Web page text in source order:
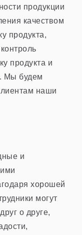
продукции
качеством
продукта,
продукта и
Мы будем
наши
и
хорошей
могут
о друге,